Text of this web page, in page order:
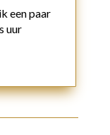
een paar
uur